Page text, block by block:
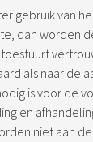
gebruik van
dan worden
toestuurt
als naar de
is voor de
en
niet aan